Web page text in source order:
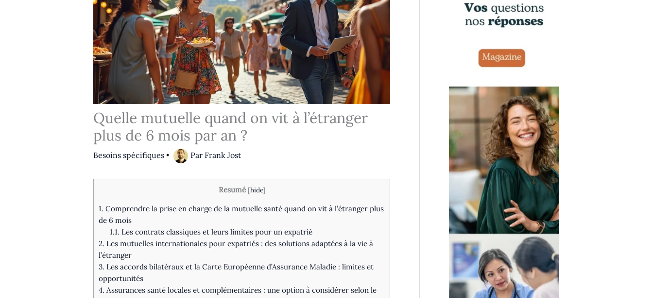
Quelle mutuelle quand on vit à l’étranger
plus de 6 mois par an ?
Besoins spécifiques • Par Frank Jost
Resumé [hide]
1. Comprendre la prise en charge de la mutuelle santé quand on vit à l’étranger plus
de 6 mois
1.1. Les contrats classiques et leurs limites pour un expatrié
2. Les mutuelles internationales pour expatriés : des solutions adaptées à la vie à
l’étranger
3. Les accords bilatéraux et la Carte Européenne d’Assurance Maladie : limites et
opportunités
4. Assurances santé locales et complémentaires : une option à considérer selon le